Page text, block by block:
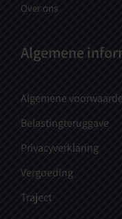
Over ons
Algemene
Algemene
Belastingteruggave
Privacyverklaring
Vergoeding
Traject